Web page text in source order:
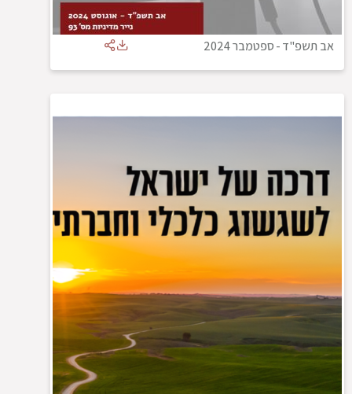
אב תשפ"ד-ספטמבר 2024